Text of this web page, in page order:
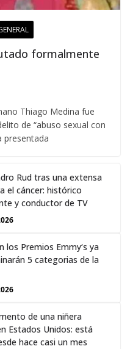
formalmente
Thiago Medina fue
de “abuso sexual con
presentada
Rud tras una extensa
el cáncer: histórico
y conductor de TV
los Premios Emmy‘s ya
5 categorias de la
de una niñera
Estados Unidos: está
hace casi un mes